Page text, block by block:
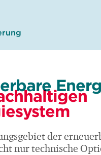
der
nur technische